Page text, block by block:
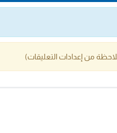
من إعدادات التعليقات)